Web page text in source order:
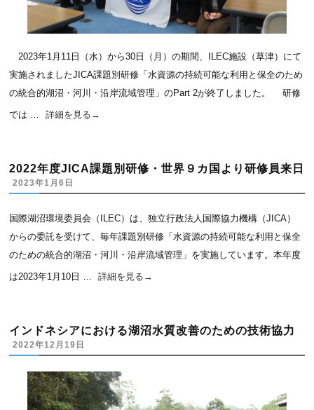
2023年1月11日（水）から30日（月）の期間、ILEC施設（草津）にて
実施されましたJICA課題別研修「水資源の持続可能な利用と保全のため
の統合的湖沼・河川・沿岸流域管理」のPart 2が終了しました。 研修
では … 詳細を見る →
2022年度JICA課題別研修・世界９カ国より研修員来日
2023年1月6日
国際湖沼環境委員会（ILEC）は、独立行政法人国際協力機構（JICA）
からの委託を受けて、毎年課題別研修「水資源の持続可能な利用と保全
のための統合的湖沼・河川・沿岸流域管理」を実施しています。本年度
は2023年1月10日 … 詳細を見る →
インドネシアにおける湖沼水質改善のための技術協力
2022年12月19日